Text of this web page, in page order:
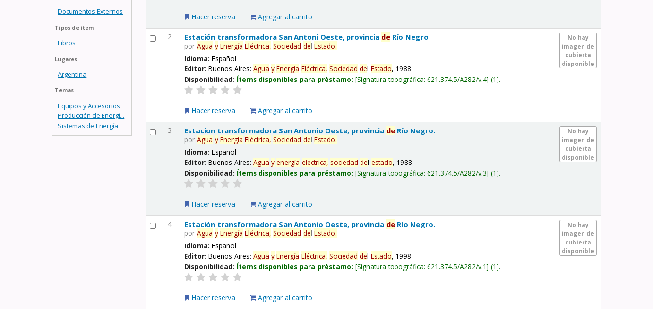
Documentos Externos
Tipos de ítem
Libros
Lugares
Argentina
Temas
Equipos y Accesorios
Producción de Energí...
Sistemas de Energía
Hacer reserva Agregar al carrito
2.
No hay
imagen de
cubierta
disponible
Estación transformadora San Antoni Oeste, provincia de Río Negro
porAgua y Energía Eléctrica, Sociedad delEstado.
Idioma:Español
Editor:Buenos Aires:Agua y Energía Eléctrica, Sociedad delEstado, 1988
Disponibilidad: Ítems disponibles para préstamo: Signatura topográfica:621.374.5/A282/v.4 (1).
Hacer reserva Agregar al carrito
3.
No hay
imagen de
cubierta
disponible
Estacion transformadora San Antonio Oeste, provincia de Río Negro.
porAgua y Energía Eléctrica, Sociedad delEstado.
Idioma:Español
Editor:Buenos Aires:Agua y energía eléctrica, sociedad delestado, 1988
Disponibilidad: Ítems disponibles para préstamo: Signatura topográfica:621.374.5/A282/v.3 (1).
Hacer reserva Agregar al carrito
4.
No hay
imagen de
cubierta
disponible
Estación transformadora San Antonio Oeste, provincia de Río Negro.
porAgua y Energía Eléctrica, Sociedad delEstado.
Idioma:Español
Editor:Buenos Aires:Agua y Energía Eléctrica, Sociedad delEstado, 1998
Disponibilidad: Ítems disponibles para préstamo: Signatura topográfica:621.374.5/A282/v.1 (1).
Hacer reserva Agregar al carrito